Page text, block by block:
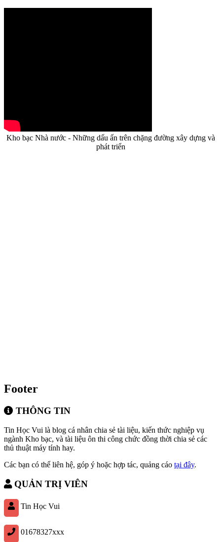
Kho bạc Nhà nước - Những dấu ấn trên chặng đường xây dựng và
phát triển
Footer
THÔNG TIN
Tin Học Vui là blog cá nhân chia sẻ tài liệu, kiến thức nghiệp vụ
ngành Kho bạc, và tài liệu ôn thi công chức đồng thời chia sẻ các
thủ thuật máy tính hay.
Các bạn có thể liên hệ, góp ý hoặc hợp tác, quảng cáo tại đây.
QUẢN TRỊ VIÊN
Tin Học Vui
01678327xxx